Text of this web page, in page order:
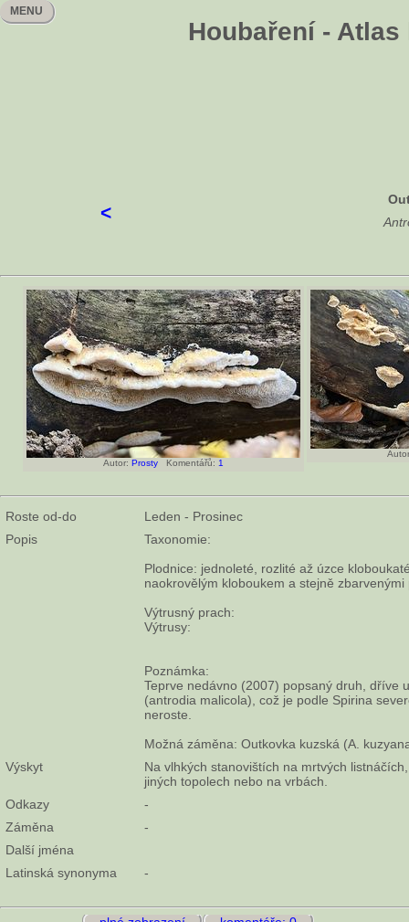
Houbaření -
MENU
<
Autor: Prosty Komentářů: 1
Roste od-do
Leden - Prosinec
Popis
Taxonomie:
Plodnice: jednoleté, rozlité až úzce
naokrovělým kloboukem a stejně zbarvenými
Výtrusný prach:
Výtrusy:
Poznámka:
Teprve nedávno (2007) popsaný druh, dříve
(antrodia malicola), což je podle Spirina
neroste.
Možná záměna: Outkovka kuzská (A.
Výskyt
Na vlhkých stanovištích na mrtvých
jiných topolech nebo na vrbách.
Odkazy
-
Záměna
-
Další jména
Latinská synonyma
-